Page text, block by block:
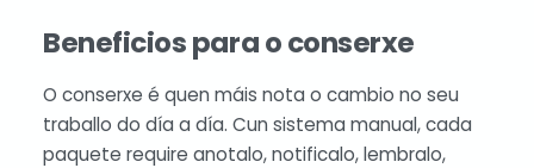
Beneficios para o conserxe
O conserxe é quen máis nota o cambio no seu
traballo do día a día. Cun sistema manual, cada
paquete require anotalo, notificalo, lembralo,